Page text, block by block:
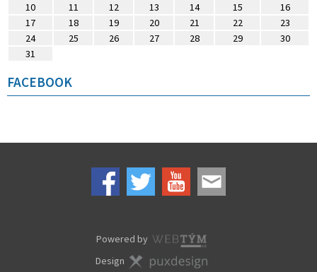
10
11 12 13 14 15
16
17
18 19 20 21 22
23
24
25 26 27 28 29
30
31
FACEBOOK
Powered by
Design